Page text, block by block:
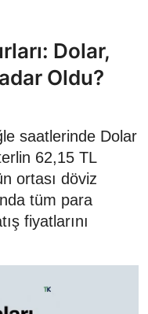
Dolar,
Oldu?
saatlerinde Dolar
62,15 TL
ortası döviz
tüm para
fiyatlarını